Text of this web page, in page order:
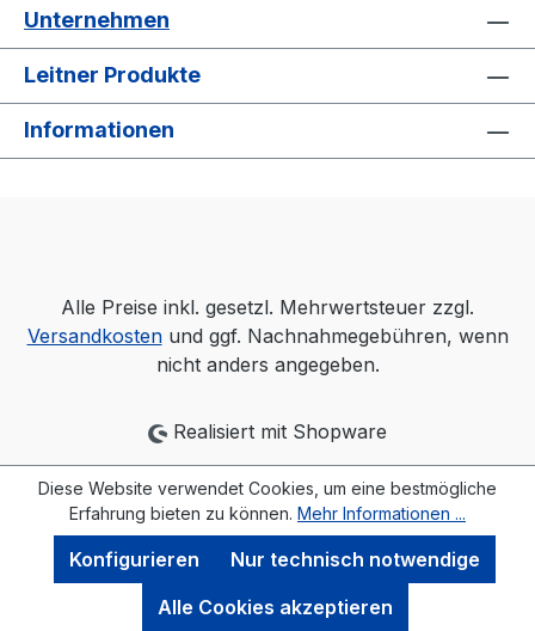
Unternehmen
Leitner Produkte
Informationen
Alle Preise inkl. gesetzl. Mehrwertsteuer zzgl.
Versandkostenund ggf. Nachnahmegebühren, wenn
nicht anders angegeben.
Realisiert mit Shopware
Diese Website verwendet Cookies, um eine bestmögliche
Erfahrung bieten zu können. Mehr Informationen ...
Nur technisch notwendige
Konfigurieren
Alle Cookies akzeptieren